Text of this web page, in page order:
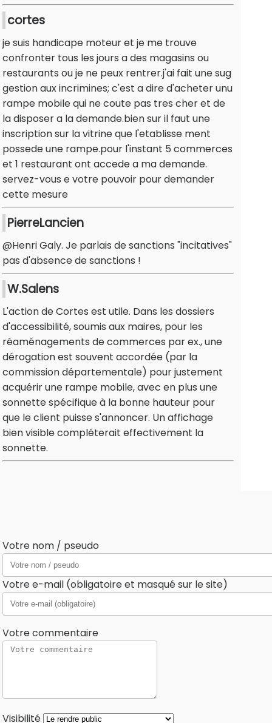
cortes
je suis handicape moteur et je me trouve
confronter tous les jours a des magasins ou
restaurants ou je ne peux rentrer.j'ai fait une sug
gestion aux incrimines; c'est a dire d'acheter unu
rampe mobile qui ne coute pas tres cher et de
la disposer a la demande.bien sur il faut une
inscription sur la vitrine que l'etablisse ment
possede une rampe.pour l'instant 5 commerces
et 1 restaurant ont accede a ma demande.
servez-vous e votre pouvoir pour demander
cette mesure
PierreLancien
@Henri Galy. Je parlais de sanctions "incitatives"
pas d'absence de sanctions !
W.Salens
L'action de Cortes est utile. Dans les dossiers
d'accessibilité, soumis aux maires, pour les
réaménagements de commerces par ex., une
dérogation est souvent accordée (par la
commission départementale) pour justement
acquérir une rampe mobile, avec en plus une
sonnette spécifique à la bonne hauteur pour
que le client puisse s'annoncer. Un affichage
bien visible compléterait effectivement la
sonnette.
Votre nom / pseudo
Votre e-mail (obligatoire et masqué sur le site)
Votre commentaire
Visibilité